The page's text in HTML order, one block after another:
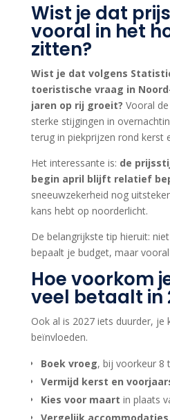
Wist je dat
vooral in het
zitten?
Wist je dat volgens
toeristische vraag in
jaren op rij groeit? Vooral
sterke stijgingen in
terug in piekprijzen rond kerst
Het interessante is: de
begin april blijft relatief
sneeuwzekerheid nog
kans hebt op noorderlicht.
De belangrijkste tip hieruit:
bepaalt je budget, maar vooral
Hoe voorkom
veel betaalt in
Ook al is 2027 iets duurder, je
beïnvloeden.
Boek vroeg, bij voorkeur 8
Vermijd kerst en
Kies voor maart in plaats